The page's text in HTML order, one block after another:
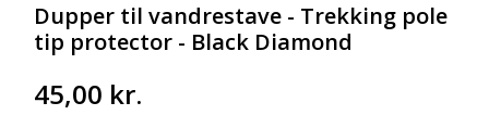
Dupper til vandrestave - Trekking pole
tip protector - Black Diamond
45,00 kr.